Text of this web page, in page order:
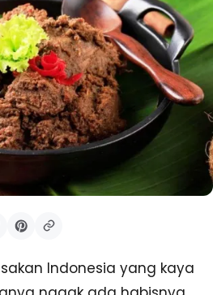
Indonesia yang kaya